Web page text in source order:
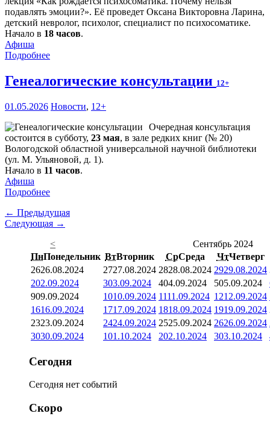
подавлять эмоции?». Её проведет Оксана Викторовна Ларина,
детский невролог, психолог, специалист по психосоматике.
Начало в 18 часов.
Афиша
Подробнее
Генеалогические консультации 12+
01.05.2026 Новости, 12+
Очередная консультация
состоится в субботу, 23 мая, в зале редких книг (№ 20)
Вологодской областной универсальной научной библиотеки
(ул. М. Ульяновой, д. 1).
Начало в 11 часов.
Афиша
Подробнее
← Предыдущая
Следующая →
<
Сентябрь 2024
ПнПонедельник ВтВторник СрСреда ЧтЧетверг
2626.08.2024 2727.08.2024 2828.08.2024 2929.08.2024
202.09.2024 303.09.2024 404.09.2024 505.09.2024
909.09.2024 1010.09.2024 1111.09.2024 1212.09.2024
1616.09.2024 1717.09.2024 1818.09.2024 1919.09.2024
2323.09.2024 2424.09.2024 2525.09.2024 2626.09.2024
3030.09.2024 101.10.2024 202.10.2024 303.10.2024
Сегодня
Сегодня нет событий
Скоро